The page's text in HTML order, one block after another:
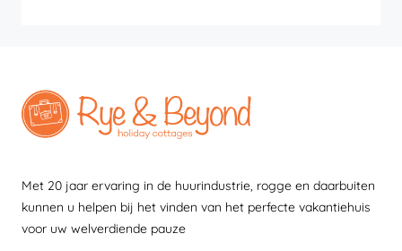
Met 20 jaar ervaring in de huurindustrie, rogge en daarbuiten
kunnen u helpen bij het vinden van het perfecte vakantiehuis
voor uw welverdiende pauze